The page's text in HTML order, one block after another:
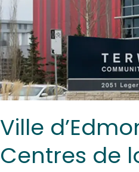
Ville
Centres de